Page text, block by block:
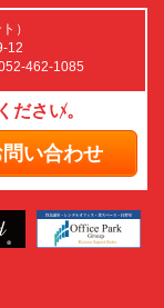
）
12
462-1085
ださい。
問い合わせ